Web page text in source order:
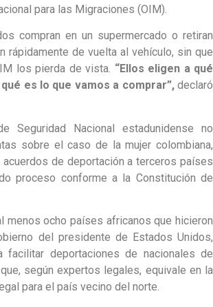
para las Migraciones (OIM).
compran en un supermercado o retiran
rápidamente de vuelta al vehículo, sin que
los pierda de vista. “Ellos eligen a qué
es lo que vamos a comprar”,declaró
Seguridad Nacional estadunidense no
sobre el caso de la mujer colombiana,
de deportación a terceros países
proceso conforme a la Constitución de
menos ocho países africanos que hicieron
del presidente de Estados Unidos,
facilitar deportaciones de nacionales de
según expertos legales, equivale en la
para el país vecino del norte.